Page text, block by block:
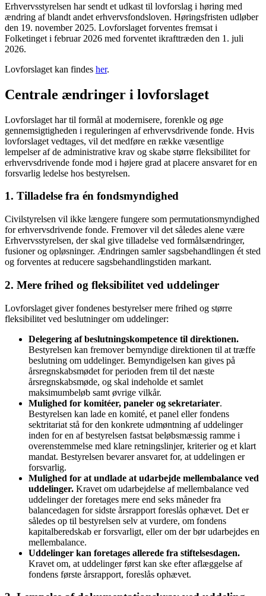
Erhvervsstyrelsen har sendt et udkast til lovforslag i høring med
ændring af blandt andet erhvervsfondsloven. Høringsfristen udløber
den 19. november 2025. Lovforslaget forventes fremsat i
Folketinget i februar 2026 med forventet ikrafttræden den 1. juli
2026.
Lovforslaget kan findes her.
Centrale ændringer i lovforslaget
Lovforslaget har til formål at modernisere, forenkle og øge
gennemsigtigheden i reguleringen af erhvervsdrivende fonde. Hvis
lovforslaget vedtages, vil det medføre en række væsentlige
lempelser af de administrative krav og skabe større fleksibilitet for
erhvervsdrivende fonde mod i højere grad at placere ansvaret for en
forsvarlig ledelse hos bestyrelsen.
1. Tilladelse fra én fondsmyndighed
Civilstyrelsen vil ikke længere fungere som permutationsmyndighed
for erhvervsdrivende fonde. Fremover vil det således alene være
Erhvervsstyrelsen, der skal give tilladelse ved formålsændringer,
fusioner og opløsninger. Ændringen samler sagsbehandlingen ét sted
og forventes at reducere sagsbehandlingstiden markant.
2. Mere frihed og fleksibilitet ved uddelinger
Lovforslaget giver fondenes bestyrelser mere frihed og større
fleksibilitet ved beslutninger om uddelinger:
Delegering af beslutningskompetence til direktionen.
Bestyrelsen kan fremover bemyndige direktionen til at træffe
beslutning om uddelinger. Bemyndigelsen kan gives på
årsregnskabsmødet for perioden frem til det næste
årsregnskabsmøde, og skal indeholde et samlet
maksimumbeløb samt øvrige vilkår.
Mulighed for komitéer, paneler og sekretariater.
Bestyrelsen kan lade en komité, et panel eller fondens
sektritariat stå for den konkrete udmøntning af uddelinger
inden for en af bestyrelsen fastsat beløbsmæssig ramme i
overenstemmelse med klare retningslinjer, kriterier og et klart
mandat. Bestyrelsen bevarer ansvaret for, at uddelingen er
forsvarlig.
Mulighed for at undlade at udarbejde mellembalance ved
uddelinger. Kravet om udarbejdelse af mellembalance ved
uddelinger der foretages mere end seks måneder fra
balancedagen for sidste årsrapport foreslås ophævet. Det er
således op til bestyrelsen selv at vurdere, om fondens
kapitalberedskab er forsvarligt, eller om der bør udarbejdes en
mellembalance.
Uddelinger kan foretages allerede fra stiftelsesdagen.
Kravet om, at uddelinger først kan ske efter aflæggelse af
fondens første årsrapport, foreslås ophævet.